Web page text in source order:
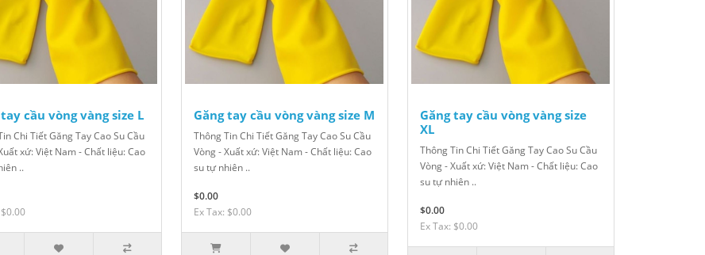
cầu vòng vàng size L
Chi Tiết Găng Tay Cao Su Cầu
xứ: Việt Nam - Chất liệu: Cao
..
Găng tay cầu vòng vàng size M
Thông Tin Chi Tiết Găng Tay Cao Su Cầu
Vòng - Xuất xứ: Việt Nam - Chất liệu: Cao
su tự nhiên ..
$0.00
Ex Tax: $0.00
Găng tay cầu vòng vàng size
XL
Thông Tin Chi Tiết Găng Tay Cao Su Cầu
Vòng - Xuất xứ: Việt Nam - Chất liệu: Cao
su tự nhiên ..
$0.00
Ex Tax: $0.00